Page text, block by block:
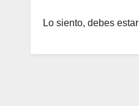
Lo siento, debes estar